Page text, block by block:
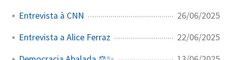
Entrevista à CNN 26/06/2025
Entrevista a Alice Ferraz 22/06/2025